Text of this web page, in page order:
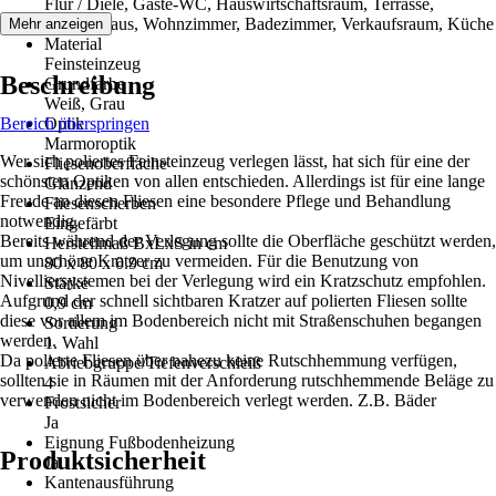
Flur / Diele, Gäste-WC, Hauswirtschaftsraum, Terrasse,
Treppenhaus, Wohnzimmer, Badezimmer, Verkaufsraum, Küche
Material
Feinsteinzeug
Grundfarbe
Weiß, Grau
Optik
Marmoroptik
Fliesenoberfläche
Glänzend
Fliesenscherben
Eingefärbt
Herstellmaß BxLxS in cm
80 x 80 x 0.9 cm
Stärke
0,9 cm
Sortierung
1. Wahl
Abriebgruppe/Tiefenverschleiß
4
Frostsicher
Ja
Eignung Fußbodenheizung
Ja
Kantenausführung
Mehr anzeigen
Beschreibung
Bereich überspringen
Wer sich poliertes Feinsteinzeug verlegen lässt, hat sich für eine der
schönsten Optiken von allen entschieden. Allerdings ist für eine lange
Freude an diesen Fliesen eine besondere Pflege und Behandlung
notwendig.
Bereits während der Verlegung sollte die Oberfläche geschützt werden,
um unschöne Kratzer zu vermeiden. Für die Benutzung von
Nivelliersystemen bei der Verlegung wird ein Kratzschutz empfohlen.
Aufgrund der schnell sichtbaren Kratzer auf polierten Fliesen sollte
diese vor allem im Bodenbereich nicht mit Straßenschuhen begangen
werden.
Da polierte Fliesen über nahezu keine Rutschhemmung verfügen,
sollten sie in Räumen mit der Anforderung rutschhemmende Beläge zu
verwenden nicht im Bodenbereich verlegt werden. Z.B. Bäder
Produktsicherheit